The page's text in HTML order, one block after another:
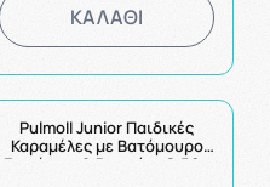
ΚΑΛΑΘΙ
Pulmoll Junior Παιδικές
Καραμέλες με Βατόμουρο
Εχινάκεια & Βιταμίνη C 50g